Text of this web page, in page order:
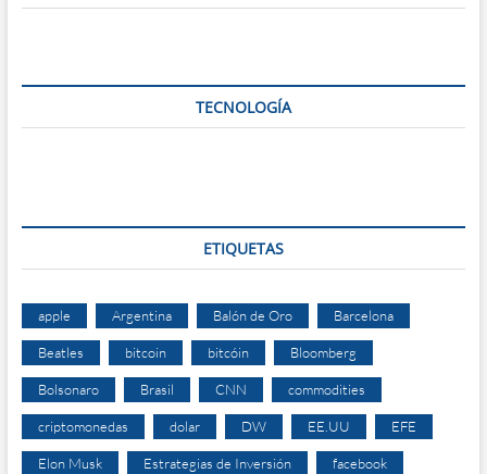
TECNOLOGÍA
ETIQUETAS
apple Argentina Balón de Oro Barcelona
Beatles bitcoin bitcóin Bloomberg
Bolsonaro Brasil CNN commodities
criptomonedas dolar DW EE.UU EFE
Elon Musk Estrategias de Inversión facebook